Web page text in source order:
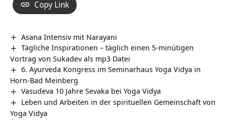
Copy Link
Asana Intensiv mit Narayani
Tägliche Inspirationen – täglich einen 5-minütigen
Vortrag von Sukadev als mp3 Datei
6. Ayurveda Kongress im Seminarhaus Yoga Vidya in
Horn-Bad Meinberg
Vasudeva 10 Jahre Sevaka bei Yoga Vidya
Leben und Arbeiten in der spirituellen Gemeinschaft von
Yoga Vidya